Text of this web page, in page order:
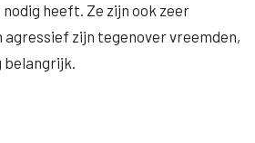
heeft. Ze zijn ook zeer
agressief zijn tegenover vreemden,
belangrijk.